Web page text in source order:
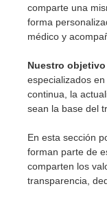
comparte una
forma
médico y
Nuestro objetivo
especializados
continua, la
sean la base del
En esta sección
forman parte de
comparten los
transparencia,